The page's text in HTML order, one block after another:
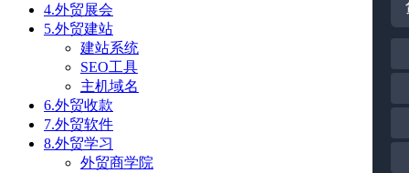
4.外贸展会
5.外贸建站
建站系统
SEO工具
主机域名
6.外贸收款
7.外贸软件
8.外贸学习
外贸商学院